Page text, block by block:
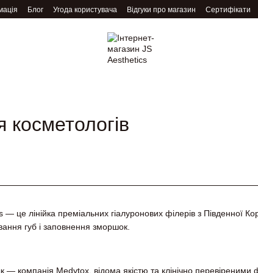
Блог Угода користувача Відгуки про магазин Сертифікати
— це лінійка преміальних гіалуронових філерів з Південної
губ і заповнення зморшок.
— компанія Medytox, відома якістю та клінічно